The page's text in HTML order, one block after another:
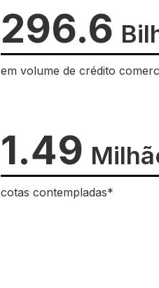
296.6
em volume de crédito
1.49
cotas contempladas*